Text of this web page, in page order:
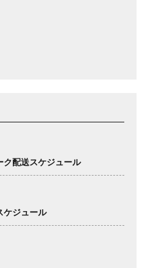
ク配送スケジュール
ケジュール